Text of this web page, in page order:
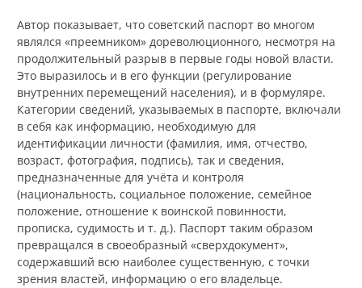
Автор показывает, что советский паспорт во многом
являлся «преемником» дореволюционного, несмотря на
продолжительный разрыв в первые годы новой власти.
Это выразилось и в его функции (регулирование
внутренних перемещений населения), и в формуляре.
Категории сведений, указываемых в паспорте, включали
в себя как информацию, необходимую для
идентификации личности (фамилия, имя, отчество,
возраст, фотография, подпись), так и сведения,
предназначенные для учёта и контроля
(национальность, социальное положение, семейное
положение, отношение к воинской повинности,
прописка, судимость и т. д.). Паспорт таким образом
превращался в своеобразный «сверхдокумент»,
содержавший всю наиболее существенную, с точки
зрения властей, информацию о его владельце.